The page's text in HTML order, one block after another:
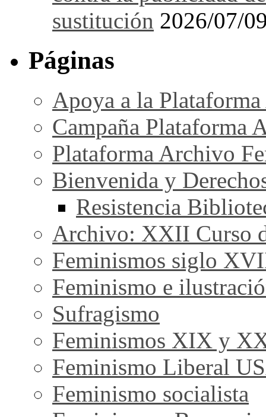
sustitución 2026/07/
Páginas
Apoya a la
Campaña Plataforma
Plataforma Archivo
Bienvenida y
Resistencia
Archivo: XXII Curso
Feminismos siglo
Feminismo e
Sufragismo
Feminismos XIX y
Feminismo Liberal
Feminismo socialista